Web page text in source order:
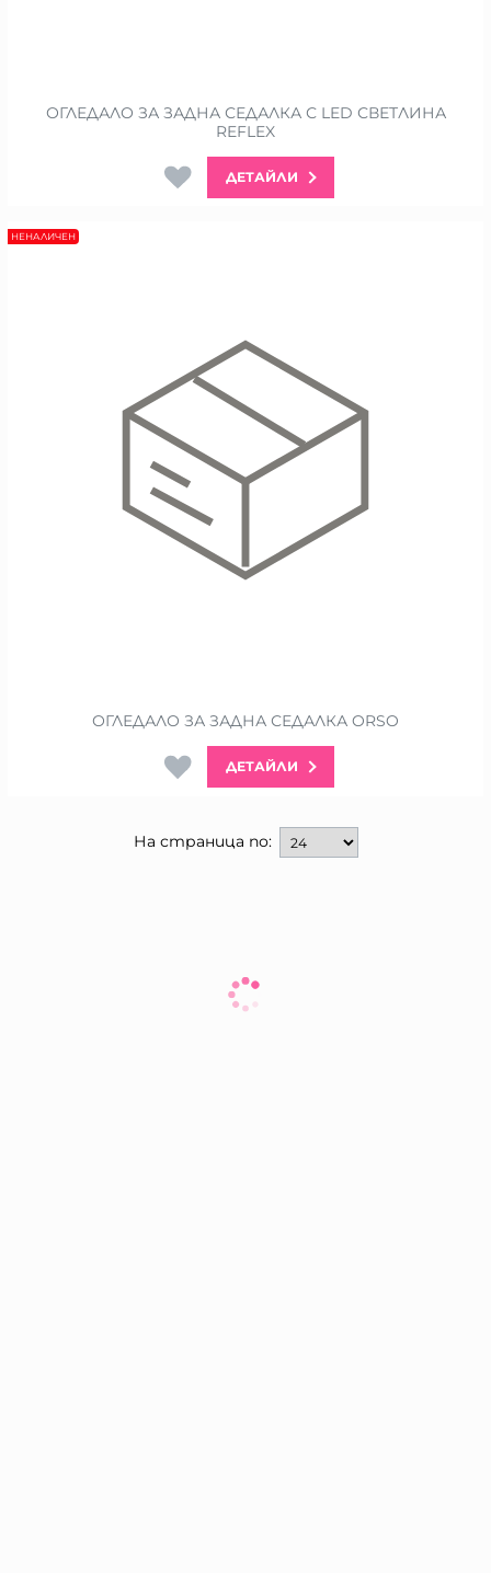
ОГЛЕДАЛО ЗА ЗАДНА СЕДАЛКА С LED СВЕТЛИНА
REFLEX
ДЕТАЙЛИ
ОГЛЕДАЛО ЗА ЗАДНА СЕДАЛКА ORSO
ДЕТАЙЛИ
НЕНАЛИЧЕН
На страница по: